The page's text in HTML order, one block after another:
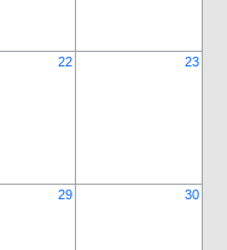
22 23
29 30